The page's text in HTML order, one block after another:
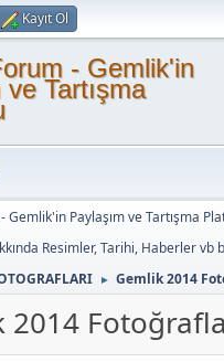
Kayıt Ol
- Gemlik'in
ve Tartışma
Gemlik'in Paylaşım ve Tartışma
Resimler, Tarihi, Haberler vb
► Gemlik 2014
2014